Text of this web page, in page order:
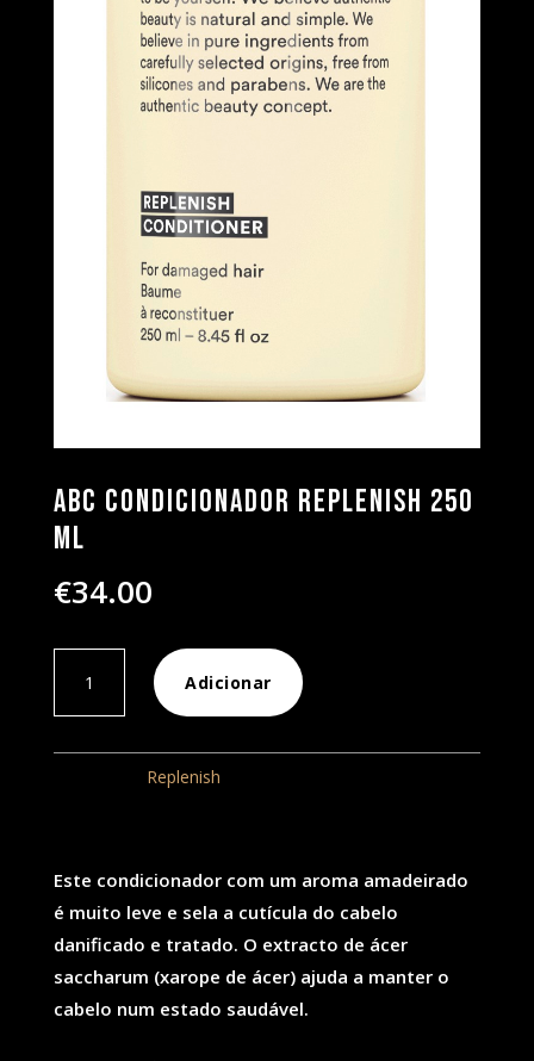
ABC Condicionador Replenish 250
ml
€34.00
Condicionador
Adicionar
Replenish
Este condicionador com um aroma amadeirado
é muito leve e sela a cutícula do cabelo
danificado e tratado. O extracto de ácer
saccharum (xarope de ácer) ajuda a manter o
cabelo num estado saudável.